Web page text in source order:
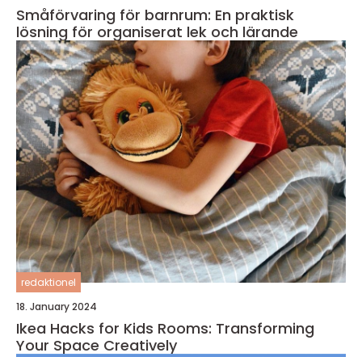
Småförvaring för barnrum: En praktisk
lösning för organiserat lek och lärande
redaktionel
18. January 2024
Ikea Hacks for Kids Rooms: Transforming
Your Space Creatively